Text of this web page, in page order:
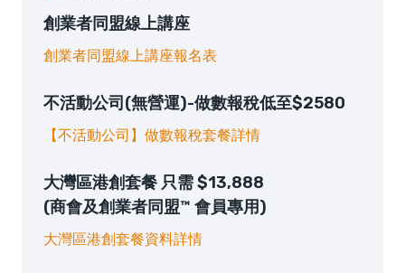
創業者同盟線上講座
創業者同盟線上講座報名表
不活動公司(無營運)-做數報稅低至$2580
【不活動公司】做數報稅套餐詳情
大灣區港創套餐 只需 $13,888
(商會及創業者同盟™ 會員專用)
大灣區港創套餐資料詳情